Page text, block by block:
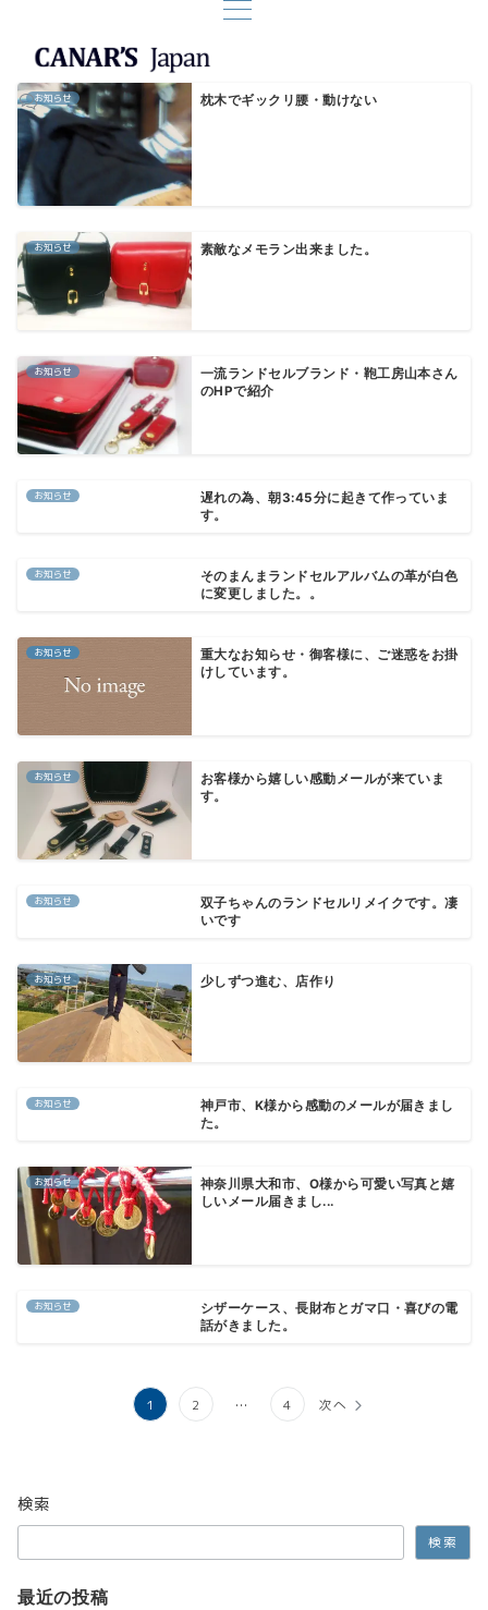
お知らせ 枕木でギックリ腰・動けない
お知らせ 素敵なメモラン出来ました。
お知らせ
一流ランドセルブランド・鞄工房山本さん
のHPで紹介
お知らせ
遅れの為、朝3:45分に起きて作っていま
す。
お知らせ
そのまんまランドセルアルバムの革が白色
に変更しました。。
お知らせ
重大なお知らせ・御客様に、ご迷惑をお掛
けしています。
お知らせ
お客様から嬉しい感動メールが来ていま
す。
お知らせ
双子ちゃんのランドセルリメイクです。凄
いです
お知らせ 少しずつ進む、店作り
お知らせ
神戸市、K様から感動のメールが届きまし
た。
お知らせ
神奈川県大和市、O様から可愛い写真と嬉
しいメール届きまし...
お知らせ
シザーケース、長財布とガマ口・喜びの電
話がきました。
ペ
ー
ジ
1 2 … 4 次へ
検索
検索
最近の投稿